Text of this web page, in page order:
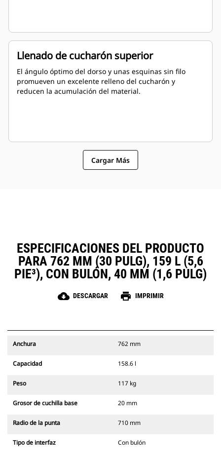
Llenado de cucharón superior
El ángulo óptimo del dorso y unas esquinas sin filo
promueven un excelente relleno del cucharón y
reducen la acumulación del material.
Cargar Más
ESPECIFICACIONES DEL PRODUCTO
PARA 762 MM (30 PULG), 159 L (5,6
PIE³), CON BULÓN, 40 MM (1,6 PULG)
cloud_download DESCARGAR print IMPRIMIR
Anchura 762 mm
Capacidad 158.6 l
Peso 117 kg
Grosor de cuchilla base 20 mm
Radio de la punta 710 mm
Tipo de interfaz Con bulón